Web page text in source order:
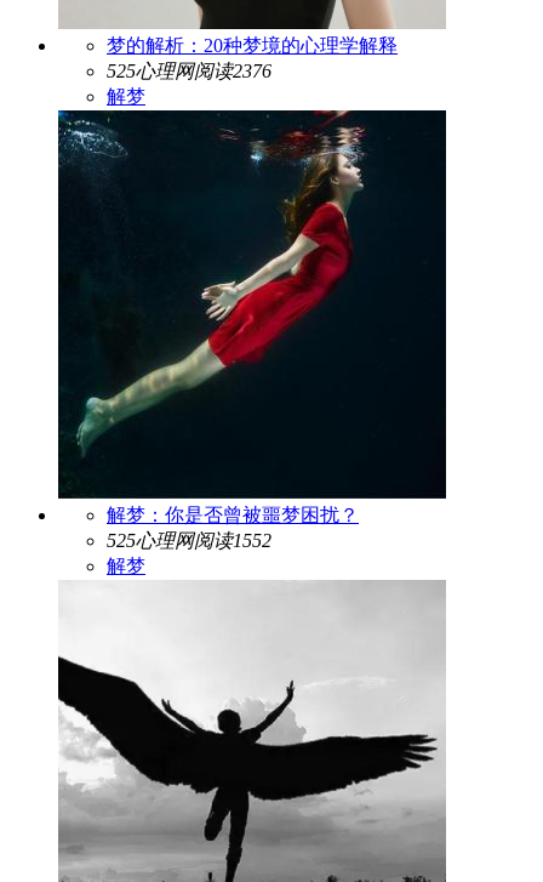
梦的解析：20种梦境的心理学解释
525心理网阅读2376
解梦
解梦：你是否曾被噩梦困扰？
525心理网阅读1552
解梦